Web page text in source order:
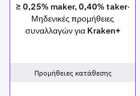
≥ 0,25% maker, 0,40% taker·
Μηδενικές προμήθειες
συναλλαγών για Kraken+
Προμήθειες κατάθεσης